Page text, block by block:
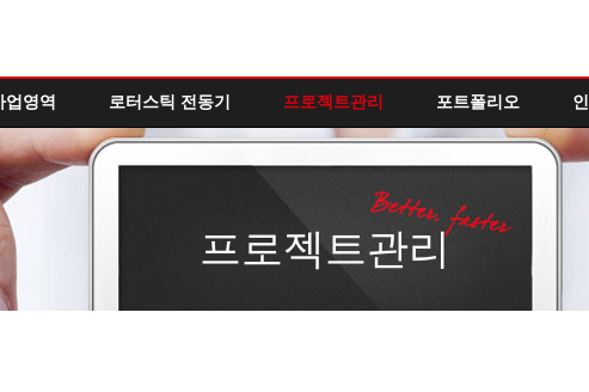
업영역 로터스틱 전동기 프로젝트관리 포트폴리오
프로젝트관리